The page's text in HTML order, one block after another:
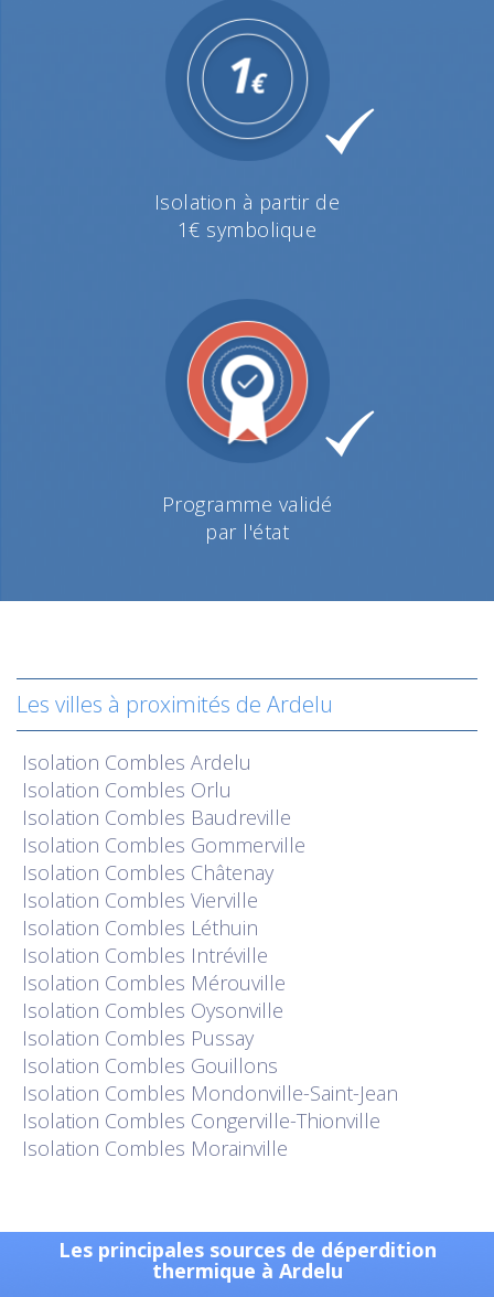
Isolation à partir de
1€ symbolique
Programme validé
par l'état
Les villes à proximités de Ardelu
Isolation Combles Ardelu
Isolation Combles Orlu
Isolation Combles Baudreville
Isolation Combles Gommerville
Isolation Combles Châtenay
Isolation Combles Vierville
Isolation Combles Léthuin
Isolation Combles Intréville
Isolation Combles Mérouville
Isolation Combles Oysonville
Isolation Combles Pussay
Isolation Combles Gouillons
Isolation Combles Mondonville-Saint-Jean
Isolation Combles Congerville-Thionville
Isolation Combles Morainville
Les principales sources de déperdition
thermique à Ardelu